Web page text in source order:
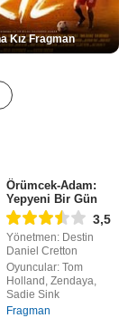
Kız Fragman
Örümcek-Adam:
Yepyeni Bir Gün
3,5
Yönetmen: Destin
Daniel Cretton
Oyuncular: Tom
Holland, Zendaya,
Sadie Sink
Fragman